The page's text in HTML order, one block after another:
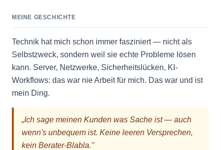
MEINE GESCHICHTE
Technik hat mich schon immer fasziniert — nicht als
Selbstzweck, sondern weil sie echte Probleme lösen
kann. Server, Netzwerke, Sicherheitslücken, KI-
Workflows: das war nie Arbeit für mich. Das war und ist
mein Ding.
„Ich sage meinen Kunden was Sache ist — auch
wenn's unbequem ist. Keine leeren Versprechen,
kein Berater-Blabla."